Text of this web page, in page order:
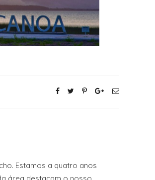
Estamos a quatro anos